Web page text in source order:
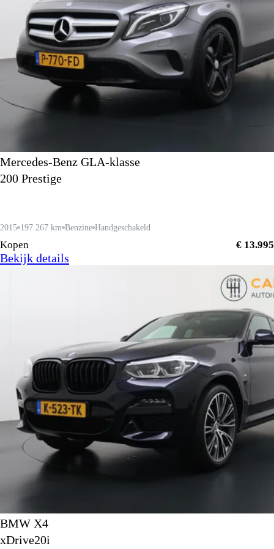
Mercedes-Benz GLA-klasse
200 Prestige
2015 197.267 km Benzine Handgeschakeld
Kopen € 13.995
Bekijk details
BMW X4
xDrive20i